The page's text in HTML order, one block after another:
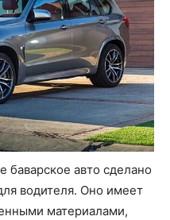
баварское авто сделано
водителя. Оно имеет
материалами,